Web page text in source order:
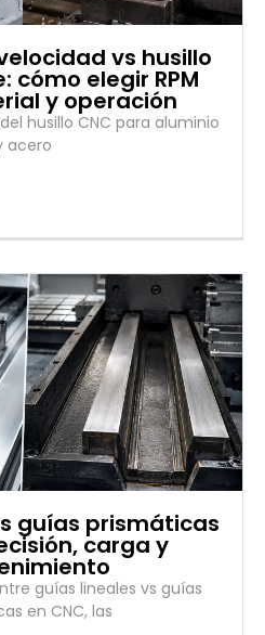
vs husillo
cómo elegir RPM
y operación
husillo CNC para aluminio
acero
guías prismáticas
carga y
guías lineales vs guías
en CNC, las